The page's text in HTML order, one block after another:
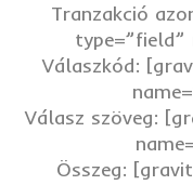
Tranzakció
type=”field”
Válaszkód:
Válasz szöveg:
Összeg: